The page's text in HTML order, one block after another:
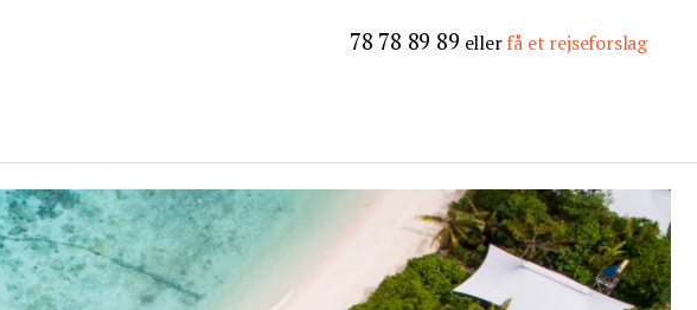
78 78 89 89 ellerfå et rejseforslag